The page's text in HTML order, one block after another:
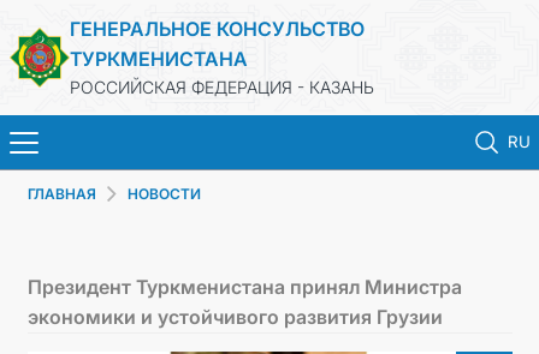
ГЕНЕРАЛЬНОЕ КОНСУЛЬСТВО
ТУРКМЕНИСТАНА
РОССИЙСКАЯ ФЕДЕРАЦИЯ - КАЗАНЬ
RU
КОНСУЛЬСКИЕ УСЛУГИ
ГЛАВНАЯ НОВОСТИ
Президент Туркменистана принял Министра
экономики и устойчивого развития Грузии